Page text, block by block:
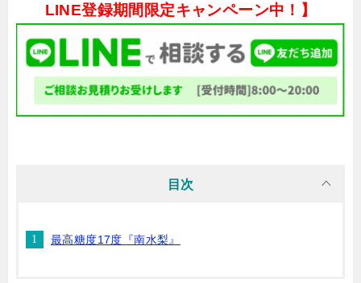
LINE登録期間限定キャンペーン中！】
目次
最高糖度17度『南水梨』